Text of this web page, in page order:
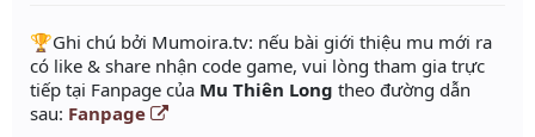
️🏆Ghi chú bởi Mumoira.tv: nếu bài giới thiệu mu mới ra
có like & share nhận code game, vui lòng tham gia trực
tiếp tại Fanpage của Mu Thiên Long theo đường dẫn
sau: Fanpage